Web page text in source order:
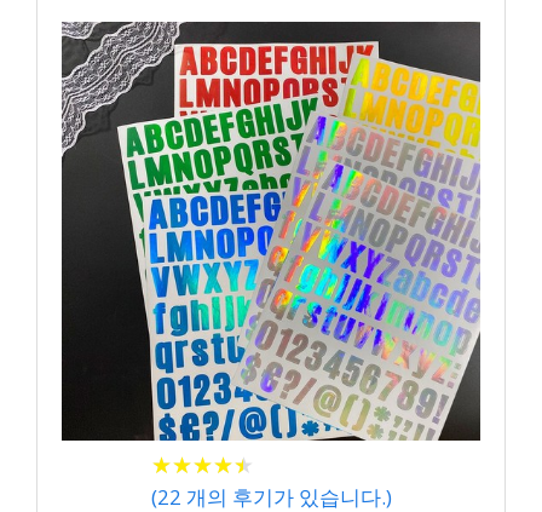
★★★★★
★★★★★
(22 개의 후기가 있습니다.)